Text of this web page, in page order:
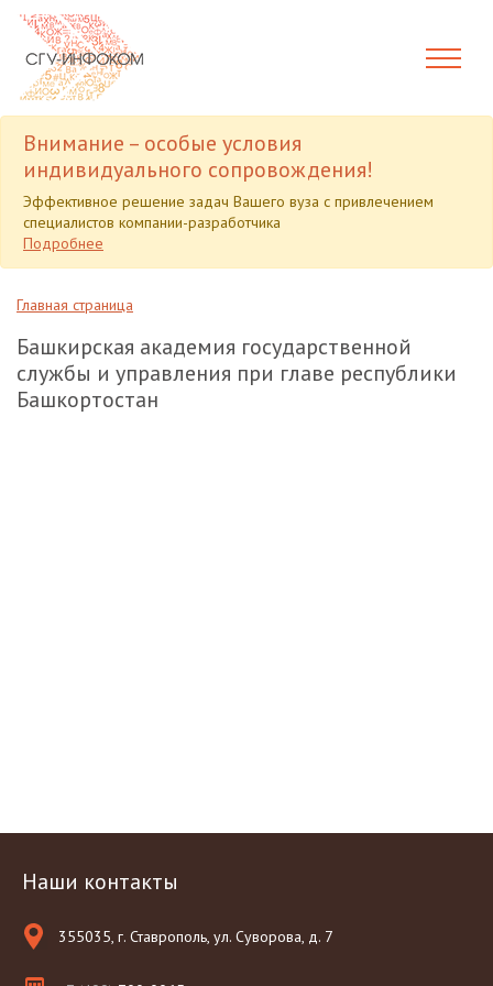
Внимание – особые условия
индивидуального сопровождения!
Эффективное решение задач Вашего вуза с привлечением
специалистов компании-разработчика
Подробнее
Главная страница
Башкирская академия государственной
службы и управления при главе республики
Башкортостан
Наши контакты
355035, г. Ставрополь, ул. Суворова, д. 7